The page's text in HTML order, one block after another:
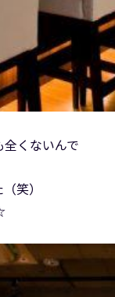
くないんで
笑）